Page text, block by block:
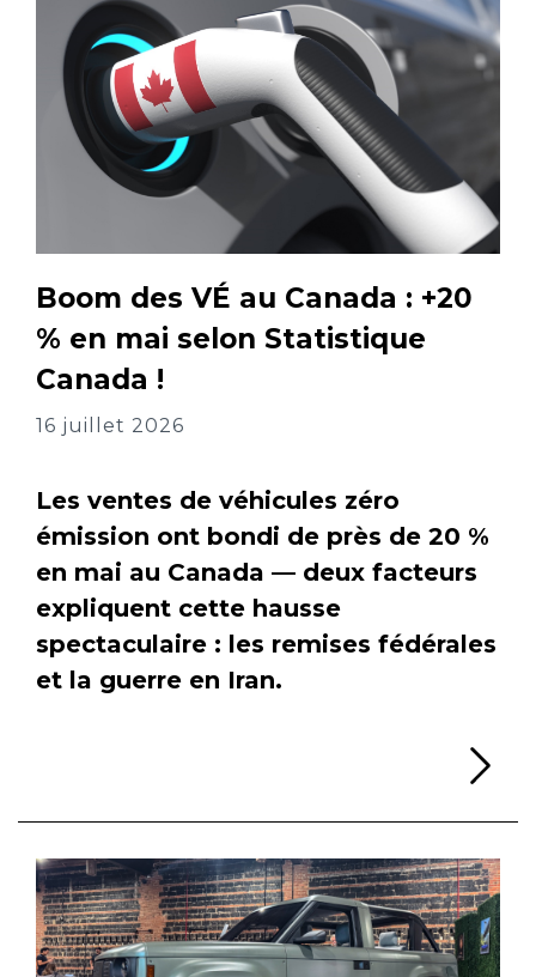
Boom des VÉ au Canada : +20
% en mai selon Statistique
Canada !
16 juillet 2026
Les ventes de véhicules zéro
émission ont bondi de près de 20 %
en mai au Canada — deux facteurs
expliquent cette hausse
spectaculaire : les remises fédérales
et la guerre en Iran.